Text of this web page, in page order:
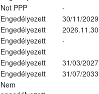
Not PPP
-
Engedélyezett
30/11/2029
Engedélyezett
2026.11.30
Engedélyezett
-
Engedélyezett
Engedélyezett
31/03/2027
Engedélyezett
31/07/2033
Nem